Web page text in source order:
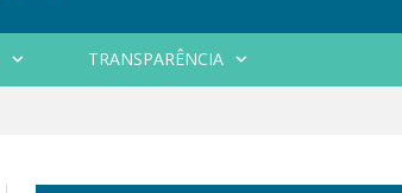
TRANSPARÊNCIA